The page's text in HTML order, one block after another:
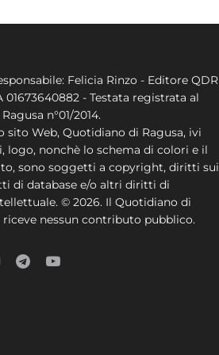
Felicia Rinzo - Editore QDR
01673640882 - Testata registrata al
n°01/2014.
sito Web, Quotidiano di Ragusa, ivi
logo, nonchè lo schema di colori e il
sono soggetti a copyright, diritti sui
di database e/o altri diritti di
© 2026. Il Quotidiano di
riceve nessun contributo pubblico.